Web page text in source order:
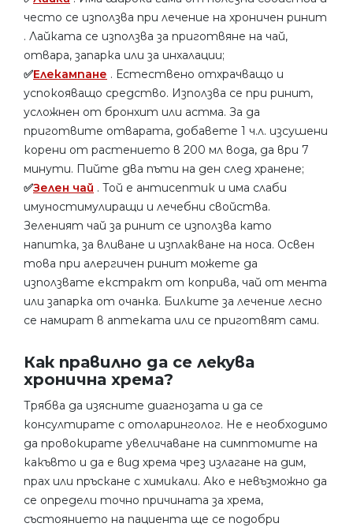
често се използва при лечение на хроничен ринит
. Лайката се използва за приготвяне на чай,
отвара, запарка или за инхалации;
✅Елекампане . Естествено отхрачващо и
успокояващо средство. Използва се при ринит,
усложнен от бронхит или астма. За да
приготвите отварата, добавете 1 ч.л. изсушени
корени от растението в 200 мл вода, да ври 7
минути. Пийте два пъти на ден след хранене;
✅Зелен чай . Той е антисептик и има слаби
имуностимулиращи и лечебни свойства.
Зеленият чай за ринит се използва като
напитка, за вливане и изплакване на носа. Освен
това при алергичен ринит можете да
използвате екстракт от коприва, чай от мента
или запарка от очанка. Билките за лечение лесно
се намират в аптеката или се приготвят сами.
Как правилно да се лекува
хронична хрема?
Трябва да изясните диагнозата и да се
консултирате с отоларинголог. Не е необходимо
да провокирате увеличаване на симптомите на
какъвто и да е вид хрема чрез излагане на дим,
прах или пръскане с химикали. Ако е невъзможно да
се определи точно причината за хрема,
състоянието на пациента ще се подобри